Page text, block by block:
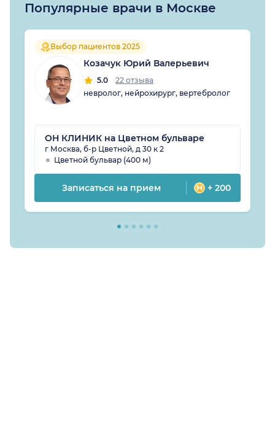
Популярные врачи в Москве
Выбор пациентов 2025
Козачук Юрий Валерьевич
5.0
22 отзыва
невролог, нейрохирург, вертебролог
ОН КЛИНИК на Цветном бульваре
г Москва, б-р Цветной, д 30 к 2
Цветной бульвар (400 м)
Записаться на прием + 200